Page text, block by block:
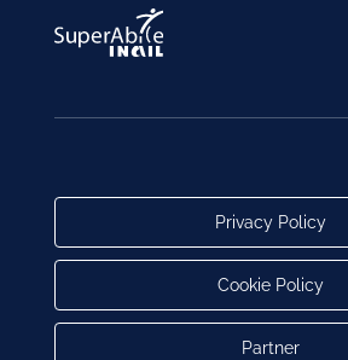
Privacy Policy
Cookie Policy
Partner